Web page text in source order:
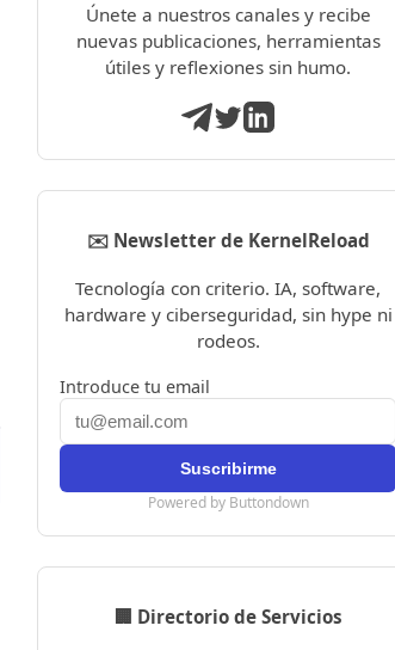
Únete a nuestros canales y recibe
nuevas publicaciones, herramientas
útiles y reflexiones sin humo.
✉️ Newsletter de KernelReload
Tecnología con criterio. IA, software,
hardware y ciberseguridad, sin hype ni
rodeos.
Introduce tu email
Powered by Buttondown
🏢 Directorio de Servicios